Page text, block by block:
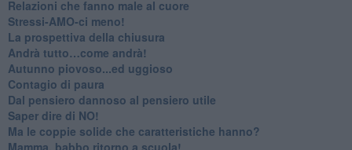
​Relazioni che fanno male al cuore
​Stressi-AMO-ci meno!
​La prospettiva della chiusura
​Andrà tutto…come andrà!
Autunno piovoso...ed uggioso
​Contagio di paura
​Dal pensiero dannoso al pensiero utile
​Saper dire di NO!
​Ma le coppie solide che caratteristiche hanno?
​Mamma, babbo ritorno a scuola!